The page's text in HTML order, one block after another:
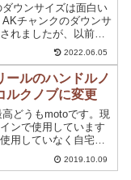
ウンサイズは面白い
チャンクのダウンサ
れましたが、以前プ
ャンク2.3インチと3イ
ました。そこで、恐
されるかな？って予
2022.06.05
ールのハンドルノ
ルクノブに変更
どうもmotoです。現
ンで使用しています
用していなく自宅に
。久しぶりに使用し
にハンドルノブが
2019.10.09